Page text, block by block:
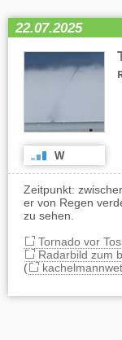
22.07.2025
W
Zeitpunkt:
er von Regen
zu sehen.
Tornado vor
Radarbild zum
(